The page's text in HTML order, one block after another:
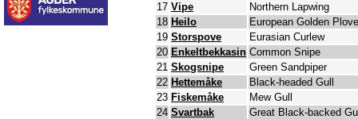
17 Vipe
Northern Lapwing
18 Heilo
European Golden
19 Storspove
Eurasian Curlew
20 Enkeltbekkasin Common Snipe
21 Skogsnipe
Green Sandpiper
22 Hettemåke
Black-headed Gull
23 Fiskemåke
Mew Gull
24 Svartbak
Great Black-backed